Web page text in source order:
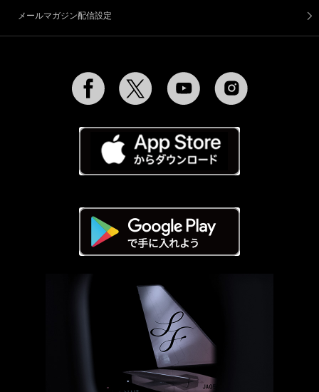
メールマガジン配信設定
Facebook Twitter YouTube Instagram